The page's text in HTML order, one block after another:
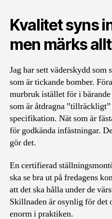
Kvalitet syns
men märks
Jag har sett väderskydd som
som är tickande bomber.
murbruk istället för i
som är åtdragna
specifikation. Nät som är
för godkända infästningar.
gör det.
En certifierad
ska se bra ut på fredagens
att det ska hålla under de
Skillnaden är osynlig för det
enorm i praktiken.